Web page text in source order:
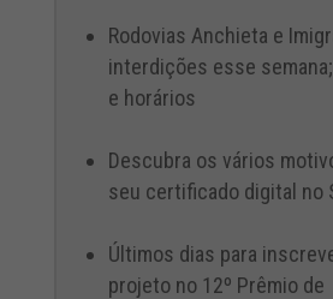
Rodovias Anchieta e
interdições esse
e horários
Descubra os vários
seu certificado digital no
Últimos dias para
projeto no 12º Prêmio de